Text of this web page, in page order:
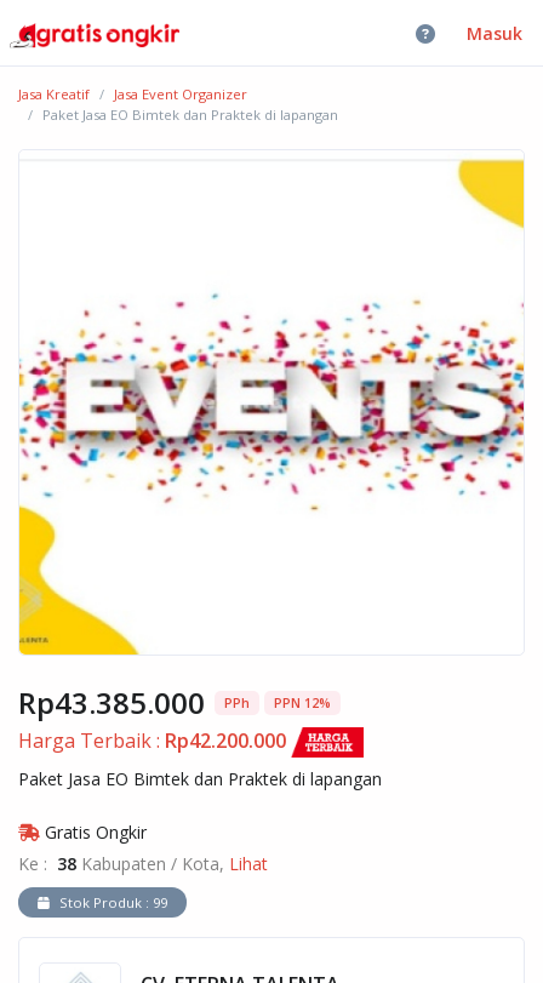
Masuk
Jasa Kreatif
Jasa Event Organizer
Paket Jasa EO Bimtek dan Praktek di lapangan
Rp43.385.000 PPh PPN 12%
Harga Terbaik : Rp42.200.000
Paket Jasa EO Bimtek dan Praktek di lapangan
Gratis Ongkir
Ke : 38 Kabupaten / Kota, Lihat
Stok Produk : 99